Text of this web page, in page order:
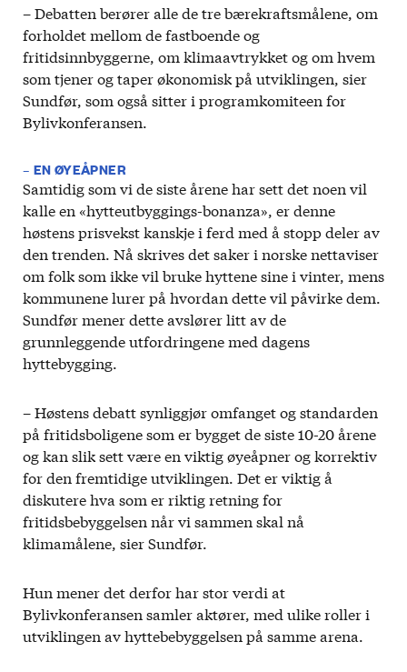
– Debatten berører alle de tre bærekraftsmålene, om
forholdet mellom de fastboende og
fritidsinnbyggerne, om klimaavtrykket og om hvem
som tjener og taper økonomisk på utviklingen, sier
Sundfør, som også sitter i programkomiteen for
Bylivkonferansen.
– EN ØYEÅPNER
Samtidig som vi de siste årene har sett det noen vil
kalle en «hytteutbyggings-bonanza», er denne
høstens prisvekst kanskje i ferd med å stopp deler av
den trenden. Nå skrives det saker i norske nettaviser
om folk som ikke vil bruke hyttene sine i vinter, mens
kommunene lurer på hvordan dette vil påvirke dem.
Sundfør mener dette avslører litt av de
grunnleggende utfordringene med dagens
hyttebygging.
– Høstens debatt synliggjør omfanget og standarden
på fritidsboligene som er bygget de siste 10-20 årene
og kan slik sett være en viktig øyeåpner og korrektiv
for den fremtidige utviklingen. Det er viktig å
diskutere hva som er riktig retning for
fritidsbebyggelsen når vi sammen skal nå
klimamålene, sier Sundfør.
Hun mener det derfor har stor verdi at
Bylivkonferansen samler aktører, med ulike roller i
utviklingen av hyttebebyggelsen på samme arena.